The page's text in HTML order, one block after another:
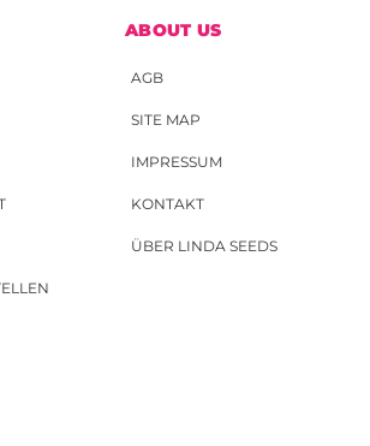
ABOUT US
AGB
SITE MAP
IMPRESSUM
KONTAKT
ÜBER LINDA SEEDS